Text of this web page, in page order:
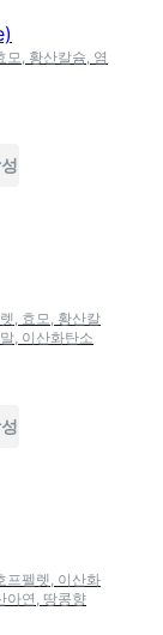
모, 황산칼슘, 염
, 효모, 황산칼
, 이산화탄소
프펠렛, 이산화
아연, 땅콩향